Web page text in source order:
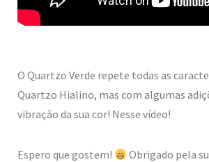
O Quartzo Verde repete todas as
Quartzo Hialino, mas com algumas
vibração da sua cor! Nesse vídeo!
Espero que gostem!
Obrigado pela